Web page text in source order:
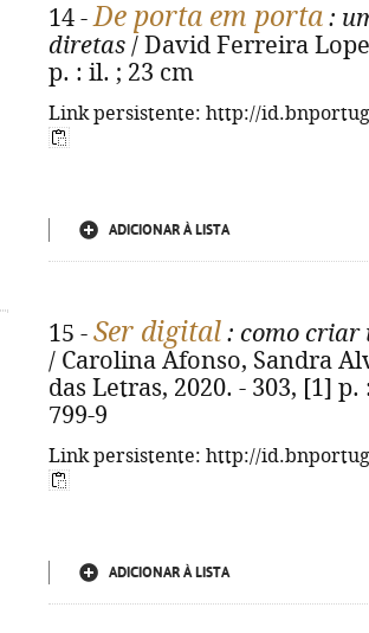
14 -De porta em porta :
diretas / David Ferreira
p. : il. ; 23 cm
Link persistente: http://
ADICIONAR À LISTA
15 - Ser digital : como criar
/ Carolina Afonso, Sandra
das Letras, 2020. - 303, [1]
799-9
Link persistente: http://
ADICIONAR À LISTA